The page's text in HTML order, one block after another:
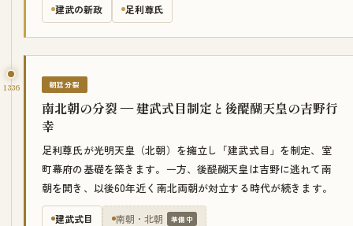
建武の新政 足利尊氏
1336 朝廷分裂
南北朝の分裂 — 建武式目制定と後醍醐天皇の吉野行
幸
足利尊氏が光明天皇（北朝）を擁立し「建武式目」を制定、室
町幕府の基礎を築きます。一方、後醍醐天皇は吉野に逃れて南
朝を開き、以後60年近く南北両朝が対立する時代が続きます。
建武式目 南朝・北朝 準備中